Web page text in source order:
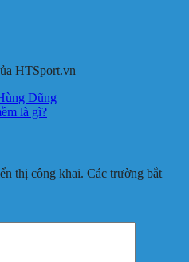
HTSport.vn
Dũng
là gì?
thị công khai. Các trường bắt